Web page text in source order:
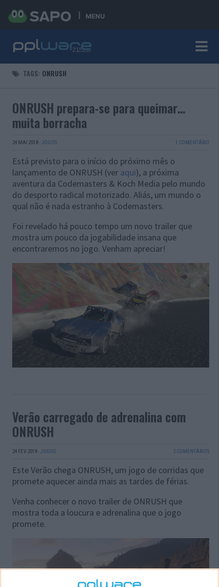
MENU
TAGS: ONRUSH
ONRUSH prepara-se para queimar…
muita borracha
24 MAI 2018 · JOGOS 1 COMENTÁRIO
Está previsto para o início do próximo mês o
lançamento de ONRUSH (ver aqui), a próxima
aventura da Codemasters & Koch Media pelo mundo
do desporto radical motorizado. Aliás, um mundo o
qual não é nada estranho à Codemasters.
Foi revelado há pouco tempo um novo trailer que
mostra um pouco da jogabilidade insana que
encontraremos no jogo. Venham apreciar!
Verão carregado de adrenalina com
ONRUSH
24 FEV 2018 · JOGOS 2 COMENTÁRIOS
Este Verão chega ONRUSH, um jogo de corridas que
promete aquecer ainda mais as tardes de férias.
Venha conhecer o novo trailer de ONRUSH que
mostra toda a loucura e adrenalina que o jogo
promete.